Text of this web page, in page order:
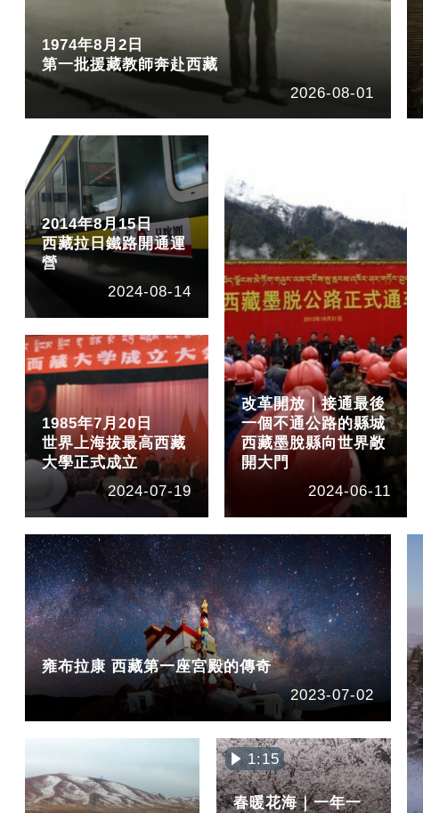
1974年8月2日
第一批援藏教師奔赴西藏
2026-08-01
2014年8月15日
西藏拉日鐵路開通運
營
2024-08-14
1985年7月20日
世界上海拔最高西藏
大學正式成立
2024-07-19
改革開放｜接通最後
一個不通公路的縣城
西藏墨脫縣向世界敞
開大門
2024-06-11
雍布拉康 西藏第一座宮殿的傳奇
2023-07-02
1:15
春暖花海｜一年一